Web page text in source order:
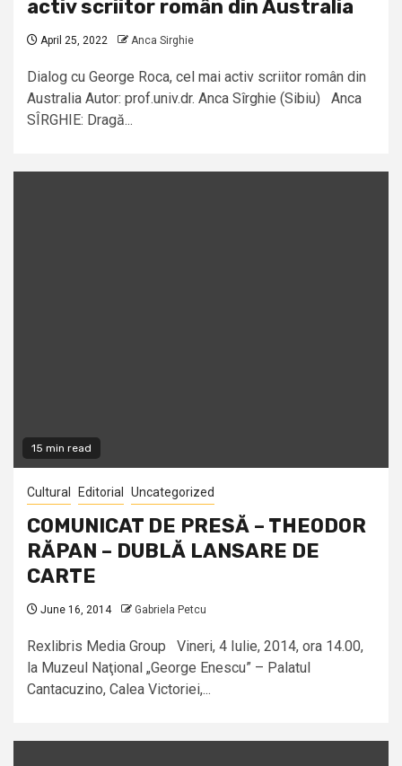
activ scriitor român din Australia
April 25, 2022 Anca Sirghie
Dialog cu George Roca, cel mai activ scriitor român din
Australia Autor: prof.univ.dr. Anca Sîrghie (Sibiu) Anca
SÎRGHIE: Dragă...
15 min read
Cultural Editorial Uncategorized
COMUNICAT DE PRESĂ – THEODOR
RĂPAN – DUBLĂ LANSARE DE
CARTE
June 16, 2014 Gabriela Petcu
Rexlibris Media Group Vineri, 4 Iulie, 2014, ora 14.00,
la Muzeul Naţional „George Enescu” – Palatul
Cantacuzino, Calea Victoriei,...